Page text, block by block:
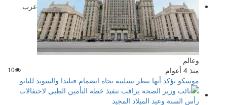
عرب
وعالم
منذ 4 أعوام
10
موسكو تؤكد أنها تنظر بسلبية تجاه انضمام فنلندا والسويد للناتو